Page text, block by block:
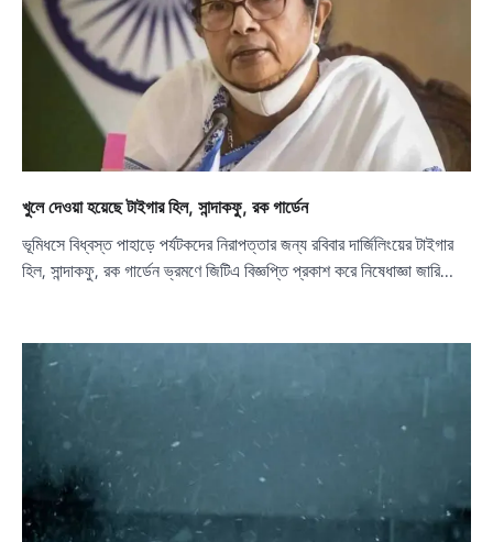
খুলে দেওয়া হয়েছে টাইগার হিল, সান্দাকফু, রক গার্ডেন
ভূমিধসে বিধ্বস্ত পাহাড়ে পর্যটকদের নিরাপত্তার জন্য রবিবার দার্জিলিংয়ের টাইগার
হিল, সান্দাকফু, রক গার্ডেন ভ্রমণে জিটিএ বিজ্ঞপ্তি প্রকাশ করে নিষেধাজ্ঞা জারি…